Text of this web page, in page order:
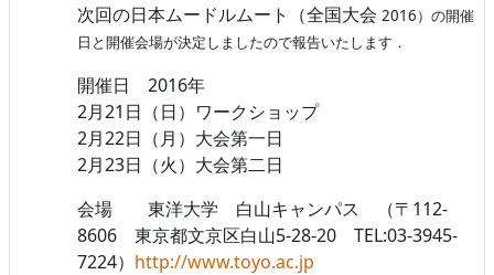
次回の日本ムードルムート（全国大会 2016）の開催
日と開催会場が決定しましたので報告いたします．
開催日 2016年
2月21日（日）ワークショップ
2月22日（月）大会第一日
2月23日（火）大会第二日
会場 東洋大学 白山キャンパス （〒112-
8606 東京都文京区白山5-28-20 TEL:03-3945-
7224） http://www.toyo.ac.jp